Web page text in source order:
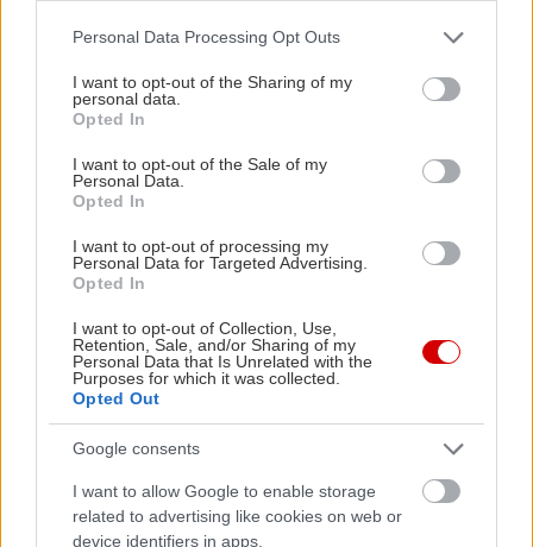
Please note that this website/app uses one or more Google
not limited to your visit or usage behaviour. You may click to
grant or deny consent to Google and its third-party tags to
use your data for below specified purposes in below Google
consent section.
Personal Data Processing Opt Outs
I want to opt-out of the Sharing of my
personal data.
Opted In
I want to opt-out of the Sale of my
Personal Data.
Opted In
I want to opt-out of processing my
Personal Data for Targeted Advertising.
Opted In
I want to opt-out of Collection, Use,
Retention, Sale, and/or Sharing of my
Personal Data that Is Unrelated with the
Purposes for which it was collected.
Opted Out
Google consents
I want to allow Google to enable storage
related to advertising like cookies on web or
device identifiers in apps.